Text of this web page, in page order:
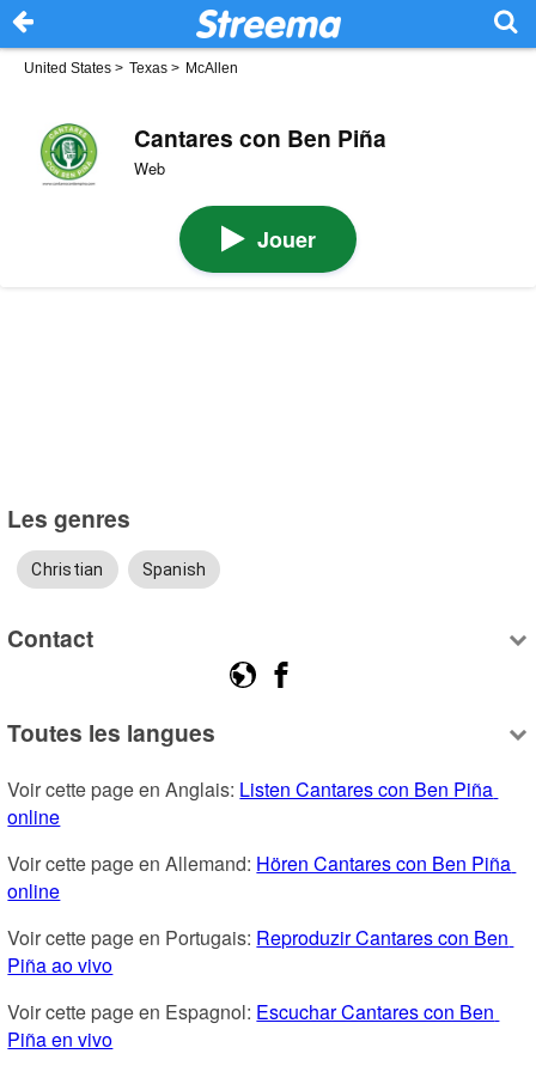
United States > Texas > McAllen
Cantares con Ben Piña
Web
Jouer
Les genres
Christian Spanish
Contact
Toutes les langues
Voir cette page en Anglais: Listen Cantares con Ben Piña
online
Voir cette page en Allemand: Hören Cantares con Ben Piña
online
Voir cette page en Portugais: Reproduzir Cantares con Ben
Piña ao vivo
Voir cette page en Espagnol: Escuchar Cantares con Ben
Piña en vivo